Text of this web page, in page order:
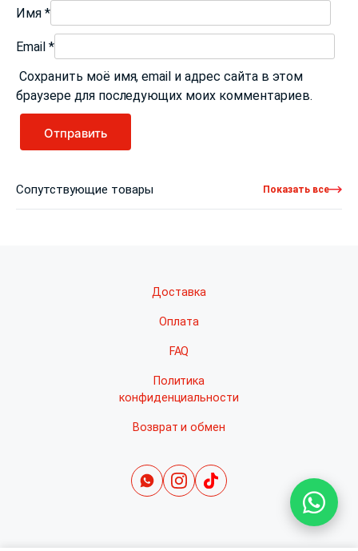
Имя *
Email *
Сохранить моё имя, email и адрес сайта в этом
браузере для последующих моих комментариев.
Сопутствующие товары Показать все
Доставка
Оплата
FAQ
Политика
конфиденциальности
Возврат и обмен